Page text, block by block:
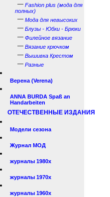
— Fashion plus (мода для
полных)
— Мода для невысоких
— Блузы - Юбки - Брюки
— Филейное вязание
— Вязание крючком
— Вышивка Крестом
— Разные
Верена (Verena)
ANNA BURDA Spaß an
Handarbeiten
ОТЕЧЕСТВЕННЫЕ ИЗДАНИЯ
Модели сезона
Журнал МОД
журналы 1980х
журналы 1970х
журналы 1960х